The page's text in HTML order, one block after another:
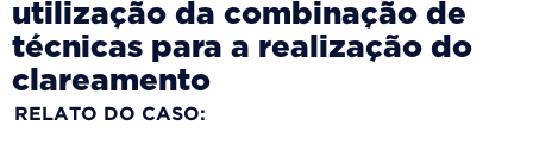
utilização da combinação de
técnicas para a realização do
clareamento
RELATO DO CASO: